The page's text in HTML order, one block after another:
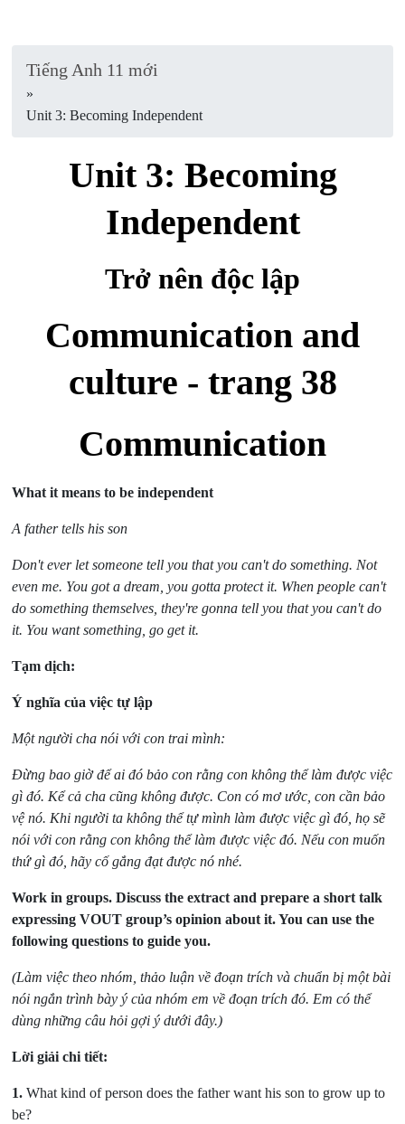
Tiếng Anh 11 mới
»
Unit 3: Becoming Independent
Unit 3: Becoming
Independent
Trở nên độc lập
Communication and
culture - trang 38
Communication
What it means to be independent
A father tells his son
Don't ever let someone tell you that you can't do something. Not
even me. You got a dream, you gotta protect it. When people can't
do something themselves, they're gonna tell you that you can't do
it. You want something, go get it.
Tạm dịch:
Ý nghĩa của việc tự lập
Một người cha nói với con trai mình:
Đừng bao giờ để ai đó bảo con rằng con không thể làm được việc
gì đó. Kể cả cha cũng không được. Con có mơ ước, con cần bảo
vệ nó. Khi người ta không thể tự mình làm được việc gì đó, họ sẽ
nói với con rằng con không thể làm được việc đó. Nếu con muốn
thứ gì đó, hãy cố gắng đạt được nó nhé.
Work in groups. Discuss the extract and prepare a short talk
expressing VOUT group’s opinion about it. You can use the
following questions to guide you.
(Làm việc theo nhóm, thảo luận về đoạn trích và chuẩn bị một bài
nói ngắn trình bày ý của nhóm em về đoạn trích đó. Em có thể
dùng những câu hỏi gợi ý dưới đây.)
Lời giải chi tiết:
1. What kind of person does the father want his son to grow up to
be?